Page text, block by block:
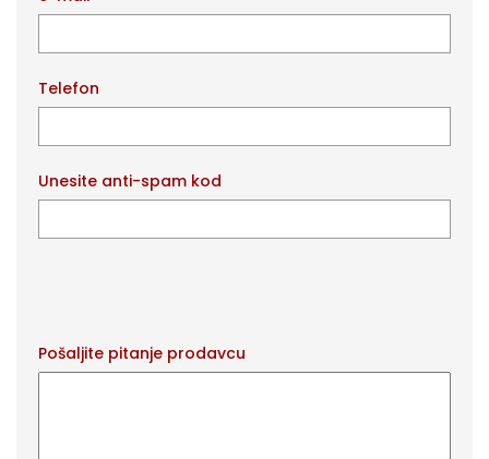
Telefon
Unesite anti-spam kod
Pošaljite pitanje prodavcu